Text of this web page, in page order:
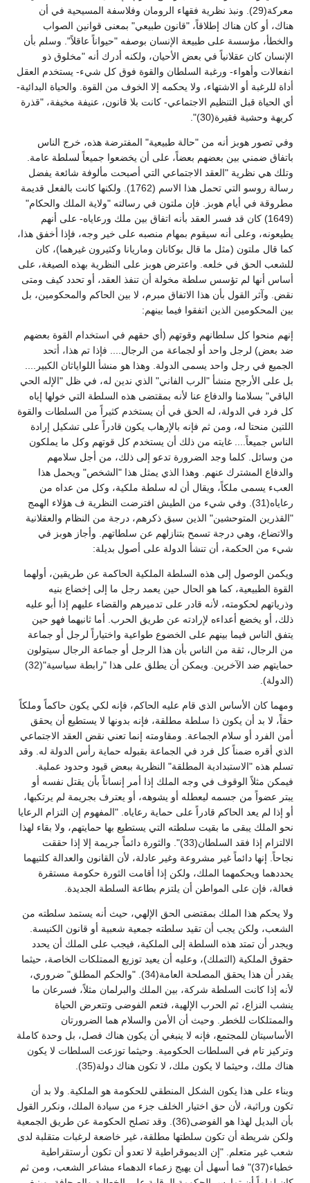
معركة(29). ونبذ نظرية فقهاء الرومان وفلاسفة المسيحية في أن
هناك، أو كان هناك إطلاقاً، "قانون طبيعي" بمعنى قوانين الصواب
والخطأ، مؤسسة على طبيعة الإنسان بوصفه "حيواناً عاقلاً". وسلم بأن
الإنسان كان عقلانياً في بعض الأحيان، ولكنه أدرك أنه "مخلوق ذو
انفعالات وأهواء- ورغبة السلطان والقوة فوق كل شيء- يستخدم العقل
أداة للرغبة أو الاشتهاء، ولا يحكمه إلا الخوف من القوة. والحياة البدائية-
أي الحياة قبل التنظيم الاجتماعي- كانت بلا قانون، عنيفة مخيفة، "قذرة
كريهة وحشية فقيرة(30)".
وفي تصور هوبز أنه من "حالة طبيعية" المفترضة هذه، خرج الناس
باتفاق ضمني بين بعضهم بعضاً، على أن يخضعوا جميعاً لسلطة عامة.
وتلك هي نظرية "العقد الاجتماعي التي أصبحت مألوفة شائعة يفضل
رسالة روسو التي تحمل هذا الاسم (1762). ولكنها كانت بالفعل قديمة
مطروقة في أيام هوبز. فإن ملتون في رسالته "ولاية الملك والحكام"
(1649) كان قد فسر العقد بأنه اتفاق بين ملك ورعاياه- على أنهم
يطيعونه، وعلى أنه سيقوم بمهام منصبه على خير وجه، فإذا أخفق هذا،
كما قال ملتون (مثل ما قال بوكانان وماريانا وكثيرون غيرهما)، كان
للشعب الحق في خلعه. واعترض هوبز على النظرية بهذه الصيغة، على
أساس أنها لم تؤسس سلطة مخولة أن تنفذ العقد، أو تحدد كيف ومتى
نقض. وآثر القول بأن هذا الاتفاق مبرم، لا بين الحاكم والمحكومين، بل
بين المحكومين الذين اتفقوا فيما بينهم:
إنهم منحوا كل سلطانهم وقوتهم (أي حقهم في استخدام القوة بعضهم
ضد بعض) لرجل واحد أو لجماعة من الرجال.... فإذا تم هذا، أتحد
الجميع في رجل واحد يسمى الدولة. وهذا هو منشأ اللواياثان الكبير....
بل على الأرجح منشأ "الرب الفاني" الذي ندين له، في ظل "الإله الحي
الباقي" بسلامنا والدفاع عنا لأنه بمقتضى هذه السلطة التي خولها إياه
كل فرد في الدولة، له الحق في أن يستخدم كثيراً من السلطات والقوة
اللتين منحتا له، ومن ثم فإنه بالإرهاب يكون قادراً على تشكيل إرادة
الناس جميعاً.... غايته من ذلك أن يستخدم كل قوتهم وكل ما يملكون
من وسائل. كلما وجد الضرورة تدعو إلى ذلك، من أجل سلامهم
والدفاع المشترك عنهم. وهذا الذي يمثل هذا "الشخص" ويحمل هذا
العبء يسمى ملكاً، ويقال أن له سلطة ملكية، وكل من عداه من
رعاياه(31). وفي شيء من الطيش افترضت النظرية ف هؤلاء الهمج
"القذرين المتوحشين" الذين سبق ذكرهم، درجة من النظام والعقلانية
والاتضاع، وهي درجة تسمح بتنازلهم عن سلطاتهم. وأجاز هوبز في
شيء من الحكمة، أن تنشأ الدولة على أصول بديلة:
ويكمن الوصول إلى هذه السلطة الملكية الحاكمة عن طريقين، أولهما
القوة الطبيعية، كما هو الحال حين يعمد رجل ما إلى إخضاع بنيه
وذرياتهم لحكومته، لأنه قادر على تدميرهم والقضاء عليهم إذا أبو عليه
ذلك، أو يخضع أعداءه لإرادته عن طريق الحرب. أما ثانيهما فهو حين
يتفق الناس فيما بينهم على الخضوع طواعية واختياراً لرجل أو جماعة
من الرجال، ثقة من الناس بأن هذا الرجل أو جماعة الرجال سيتولون
حمايتهم ضد الآخرين. ويمكن أن يطلق على هذا "رابطة سياسية"(32)
(الدولة).
ومهما كان الأساس الذي قام عليه الحاكم، فإنه لكي يكون حاكماً وملكاً
حقاً، لا بد أن يكون ذا سلطة مطلقة، فإنه بدونها لا يستطيع أن يحقق
أمن الفرد أو سلام الجماعة. ومقاومته إنما تعني نقض العقد الاجتماعي
الذي أقره ضمناً كل فرد في الجماعة بقبوله حماية رأس الدولة له. وقد
تسلم هذه "الاستبدادية المطلقة" النظرية ببعض قيود وحدود عملية.
فيمكن مثلاً الوقوف في وجه الملك إذا أمر إنساناً بأن يقتل نفسه أو
يبتر عضواً من جسمه ليعطله أو يشوهه، أو يعترف بجريمة لم يرتكبها،
أو إذا لم يعد الحاكم قادراً على حماية رعاياه. "المفهوم إن التزام الرعايا
نحو الملك يبقى ما بقيت سلطته التي يستطيع بها حمايتهم، ولا بقاء لهذا
الالتزام إذا فقد السلطان(33)". والثورة دائماً جريمة إلا إذا حققت
نجاحاً. إنها دائماً غير مشروعة وغير عادلة، لأن القانون والعدالة كلتيهما
يحددهما ويحكمهما الملك، ولكن إذا أقامت الثورة حكومة مستقرة
فعالة، فإن على المواطن أن يلتزم بطاعة السلطة الجديدة.
ولا يحكم هذا الملك بمقتضى الحق الإلهي، حيث أنه يستمد سلطته من
الشعب، ولكن يجب أن تقيد سلطته جمعية شعبية أو قانون الكنيسة.
ويجدر أن تمتد هذه السلطة إلى الملكية، فيجب على الملك أن يحدد
حقوق الملكية (التملك)، وعليه أن يعيد توزيع الممتلكات الخاصة، حيثما
يقدر أن هذا يحقق المصلحة العامة(34). "والحكم المطلق" ضروري،
لأنه إذا كانت السلطة شركة، بين الملك والبرلمان مثلاً، فسرعان ما
ينشب النزاع، ثم الحرب الإلهية، فتعم الفوضى وتتعرض الحياة
والممتلكات للخطر. وحيث أن الأمن والسلام هما الضرورتان
الأساسيتان للمجتمع، فإنه لا ينبغي أن يكون هناك فصل، بل وحدة كاملة
وتركيز تام في السلطات الحكومية. وحيثما توزعت السلطات لا يكون
هناك ملك، وحيثما لا يكون ملك، لا تكون هناك دولة(35).
وبناء على هذا يكون الشكل المنطقي للحكومة هو الملكية. ولا بد أن
تكون وراثية، لأن حق اختيار الخلف جزء من سيادة الملك، ونكرر القول
بأن البديل لهذا هو الفوضى(36). وقد تصلح الحكومة عن طريق الجمعية
ولكن شريطة أن تكون سلطتها مطلقة، غير خاضعة لرغبات متقلبة لدى
شعب غير متعلم. "إن الديموقراطية لا تعدو أن تكون أرستقراطية
خطباء(37)" فما أسهل أن يهيج زعماء الدهماء مشاعر الشعب، ومن ثم